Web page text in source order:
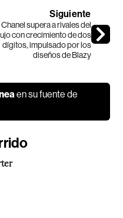
Siguiente
Chanel supera a rivales del
con crecimiento de dos
dígitos, impulsado por los
diseños de Blazy
en su fuente de